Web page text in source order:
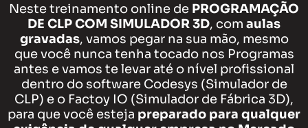
Neste treinamento online de PROGRAMAÇÃO
DE CLP COM SIMULADOR 3D, com aulas
gravadas, vamos pegar na sua mão, mesmo
que você nunca tenha tocado nos Programas
antes e vamos te levar até o nível profissional
dentro do software Codesys (Simulador de
CLP) e o Factoy IO (Simulador de Fábrica 3D),
para que você esteja preparado para qualquer